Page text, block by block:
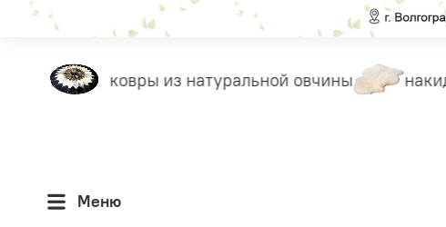
ковры из натуральной овчины
Меню